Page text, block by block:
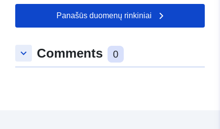
Panašūs duomenų rinkiniai
keyboard_arrow_down Comments 0